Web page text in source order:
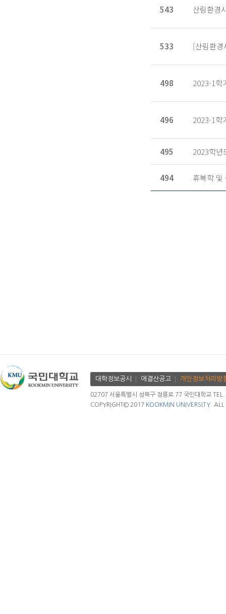
543 산림환경
533 [산림환
498 2023-1
496 2023-1학
495 2023학년
494 휴복학 및
대학정보공시 에결산공고 개인정보처리방
02707 서울특별시 성북구 정릉로 77 국민대학교
COPYRIGHT© 2017 KOOKMIN UNIVERSITY. ALL